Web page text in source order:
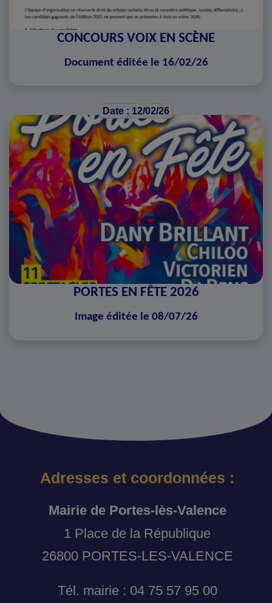
CONCOURS VOIX EN SCÈNE
Document éditée le 16/02/26
Date : 12/02/26
PORTES EN FÊTE 2026
Image éditée le 08/07/26
Adresses et coordonnées :
Mairie de Portes-lès-Valence
1 Place de la République
26800 PORTES-LES-VALENCE
Tél. mairie : 04 75 57 95 00